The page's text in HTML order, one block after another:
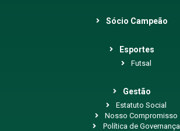
Sócio Campeão
Esportes
Futsal
Gestão
Estatuto Social
Nosso Compromisso
Política de Governança